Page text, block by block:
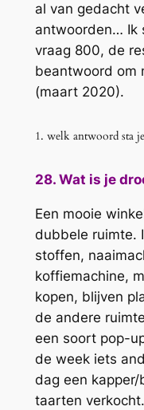
al van gedacht
antwoorden… Ik
vraag 800, de
beantwoord om
(maart 2020).
1. welk antwoord sta
28. Wat is je
Een mooie
dubbele ruimte.
stoffen,
koffiemachine,
kopen, blijven
de andere
een soort pop-
de week iets
dag een
taarten